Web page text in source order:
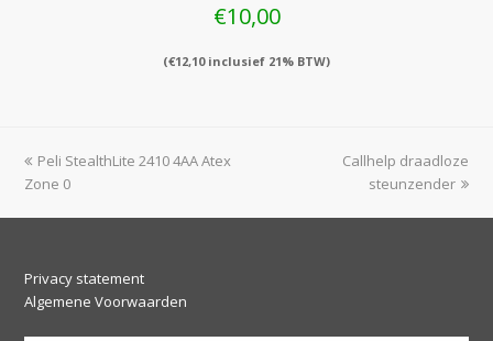
€10,00
(€12,10inclusief 21% BTW)
previous
post:
Peli StealthLite 2410 4AA Atex
Zone 0
next
post:
Callhelp draadloze
steunzender
Privacy statement
Algemene Voorwaarden